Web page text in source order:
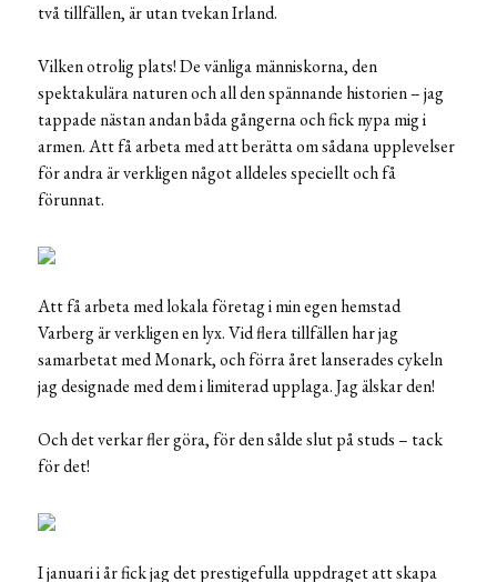
två tillfällen, är utan tvekan Irland.
Vilken otrolig plats! De vänliga människorna, den
spektakulära naturen och all den spännande historien – jag
tappade nästan andan båda gångerna och fick nypa mig i
armen. Att få arbeta med att berätta om sådana upplevelser
för andra är verkligen något alldeles speciellt och få
förunnat.
Att få arbeta med lokala företag i min egen hemstad
Varberg är verkligen en lyx. Vid flera tillfällen har jag
samarbetat med Monark, och förra året lanserades cykeln
jag designade med dem i limiterad upplaga. Jag älskar den!
Och det verkar fler göra, för den sålde slut på studs – tack
för det!
I januari i år fick jag det prestigefulla uppdraget att skapa